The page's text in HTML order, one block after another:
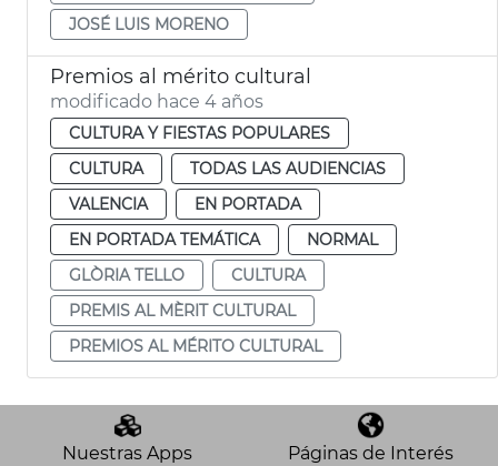
JOSÉ LUIS MORENO
Premios al mérito cultural
modificado hace 4 años
CULTURA Y FIESTAS POPULARES
CULTURA
TODAS LAS AUDIENCIAS
VALENCIA
EN PORTADA
EN PORTADA TEMÁTICA
NORMAL
GLÒRIA TELLO
CULTURA
PREMIS AL MÈRIT CULTURAL
PREMIOS AL MÉRITO CULTURAL
Nuestras Apps Páginas de Interés